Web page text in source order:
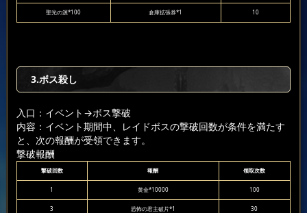
聖光の源*100 倉庫拡張券*1 10
3.ボス殺し
入口：イベント →ボス撃破
内容：イベント期間中、レイドボスの撃破回数が条件を満たす
と、次の報酬が受領できます。
撃破報酬
撃破回数 報酬 领取次数
1 黄金*10000 100
3 恐怖の君主破片*1 30